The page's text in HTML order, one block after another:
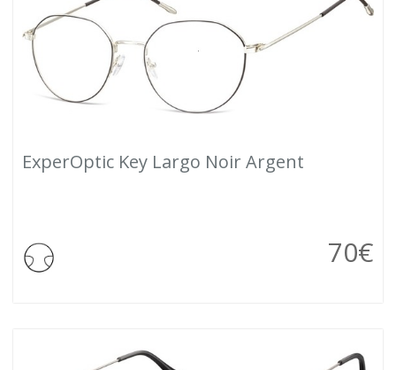
ExperOptic Key Largo Noir Argent
€
70